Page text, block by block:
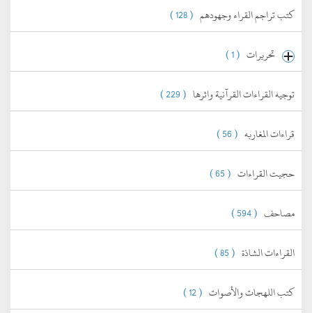
كتب تراجم القراء وجهودهم ( 128 )
تحريرات ( 1 )
توجيه القراءات القرآنية واثرها ( 229 )
قراءات المغاربه ( 56 )
حجيت القراءات ( 65 )
مصاحف ( 594 )
القراءات الشاذة ( 85 )
كتب اللهجات والأصوات ( 12 )